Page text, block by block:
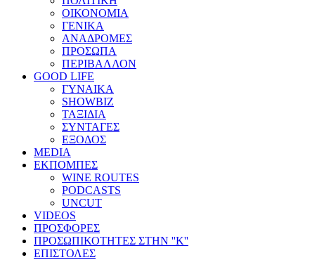
ΟΙΚΟΝΟΜΙΑ
ΓΕΝΙΚΑ
ΑΝΑΔΡΟΜΕΣ
ΠΡΟΣΩΠΑ
ΠΕΡΙΒΑΛΛΟΝ
GOOD LIFE
ΓΥΝΑΙΚΑ
SHOWBIZ
ΤΑΞΙΔΙΑ
ΣΥΝΤΑΓΕΣ
ΕΞΟΔΟΣ
MEDIA
ΕΚΠΟΜΠΕΣ
WINE ROUTES
PODCASTS
UNCUT
VIDEOS
ΠΡΟΣΦΟΡΕΣ
ΠΡΟΣΩΠΙΚΟΤΗΤΕΣ ΣΤΗΝ ''Κ''
ΕΠΙΣΤΟΛΕΣ